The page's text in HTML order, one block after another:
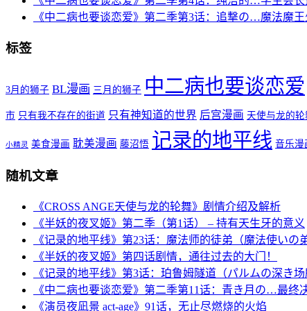
《中二病也要谈恋爱》第二季第3话：追撃の…魔法魔
标签
3月的狮子 BL漫画 三月的狮子 中二病也要谈恋爱
市 只有我不存在的街道 只有神知道的世界 后宫漫画 天使与龙的轮
小精灵 美食漫画 耽美漫画 藤沼悟 记录的地平线 音乐漫
随机文章
《CROSS ANGE天使与龙的轮舞》剧情介绍及解析
《半妖的夜叉姬》第二季（第1话） – 持有天生牙的意义
《记录的地平线》第23话：魔法师的徒弟（魔法使いの
《半妖的夜叉姬》第四话剧情，通往过去的大门！
《记录的地平线》第3话：珀鲁姆隧道（パルムの深き场
《中二病也要谈恋爱》第二季第11话：青き月の…最终
《演员夜凪景 act-age》91话，无止尽燃烧的火焰